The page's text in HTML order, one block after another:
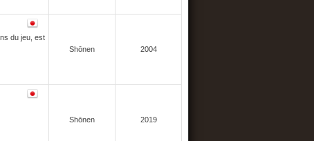
du jeu, est
Shōnen 2004
Shōnen 2019